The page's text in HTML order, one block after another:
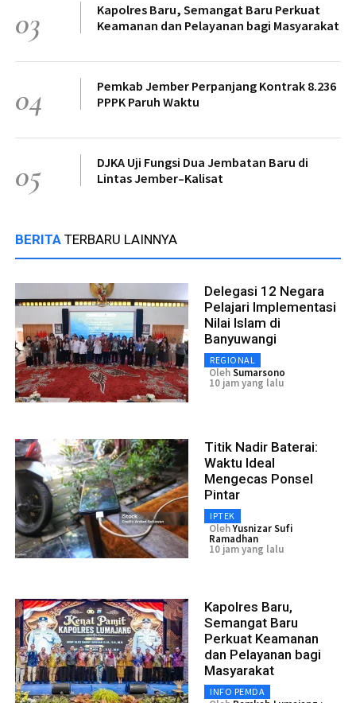
03
Kapolres Baru, Semangat Baru Perkuat
Keamanan dan Pelayanan bagi Masyarakat
04
Pemkab Jember Perpanjang Kontrak 8.236
PPPK Paruh Waktu
05
DJKA Uji Fungsi Dua Jembatan Baru di
Lintas Jember–Kalisat
BERITA TERBARU LAINNYA
Delegasi 12 Negara
Pelajari Implementasi
Nilai Islam di
Banyuwangi
REGIONAL
OlehSumarsono
10 jam yang lalu
Titik Nadir Baterai:
Waktu Ideal
Mengecas Ponsel
Pintar
IPTEK
OlehYusnizar Sufi
Ramadhan
10 jam yang lalu
Kapolres Baru,
Semangat Baru
Perkuat Keamanan
dan Pelayanan bagi
Masyarakat
INFO PEMDA